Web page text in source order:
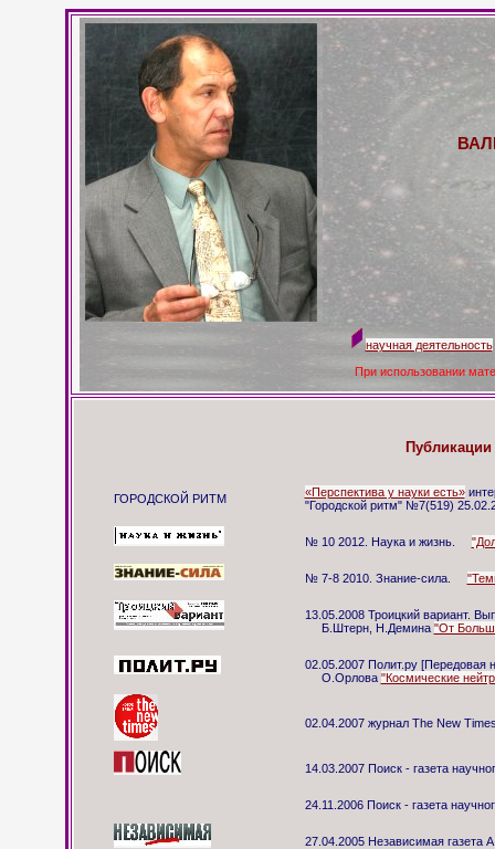
научная деятельность
При использовании
ГОРОДСКОЙ РИТМ «Перспектива у науки есть»
"Городской ритм" №7(519)
№ 10 2012. Наука и жизнь.
№ 7-8 2010. Знание-сила.
13.05.2008 Троицкий вариант.
Б.Штерн, Н.Демина "От
02.05.2007 Полит.ру [Передовая
О.Орлова "Космические
02.04.2007 журнал The New
14.03.2007 Поиск - газета
24.11.2006 Поиск - газета
27.04.2005 Независимая газета